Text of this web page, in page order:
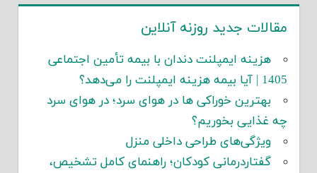
مقالات جدید روزنه آنلاین
هزینه ایمپلنت دندان با بیمه تأمین اجتماعی
1405 | آیا بیمه هزینه ایمپلنت را می‌دهد؟
بهترین خوراکی ها در هوای سرد؛ در هوای سرد
چه غذایی بخوریم؟
ویژگی‌های طراحی داخلی منزل
گفتاردرمانی کودکان؛ راهنمای کامل تشخیص،